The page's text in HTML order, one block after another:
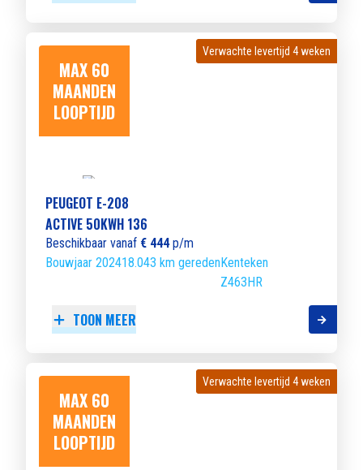
MAX 60
MAANDEN
LOOPTIJD
Verwachte levertijd 4 weken
Verwachte levertijd 4 weken
PEUGEOT E-208
ACTIVE 50KWH 136
Beschikbaar vanaf € 444p/m
Bouwjaar 202418.043 km geredenKenteken
Z463HR
TOON MEER
MAX 60
MAANDEN
LOOPTIJD
Verwachte levertijd 4 weken
Verwachte levertijd 4 weken